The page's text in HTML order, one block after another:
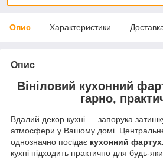
Опис Характеристики
Опис
Вініловий кухонний
гарно,
Вдалий декор кухні — запорука
атмосфери у Вашому домі. Центральне
однозначно посідає кухонний фартух.
кухні підходить практично для будь-